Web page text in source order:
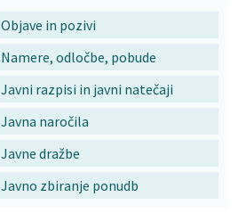
Objave in pozivi
Namere, odločbe, pobude
Javni razpisi in javni natečaji
Javna naročila
Javne dražbe
Javno zbiranje ponudb